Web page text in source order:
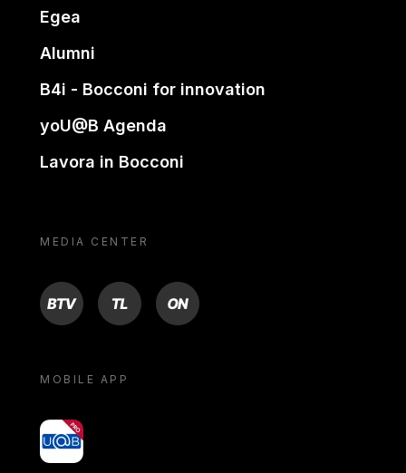
Egea
Alumni
B4i - Bocconi for innovation
yoU@B Agenda
Lavora in Bocconi
MEDIA CENTER
BTV TL ON
MOBILE APP
yoU@B